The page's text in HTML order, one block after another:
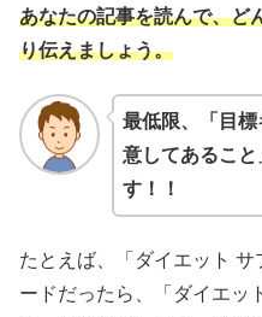
あなたの記事を読んで、ど
り伝えましょう。
最低限、「目
意してあるこ
す！！
たとえば、「ダイエット
ードだったら、「ダイエッ